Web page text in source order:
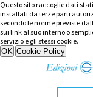
Questo sito raccoglie dati
installati da terze parti
secondo le norme previste
sui link al suo interno o
servizio e gli stessi cookie.